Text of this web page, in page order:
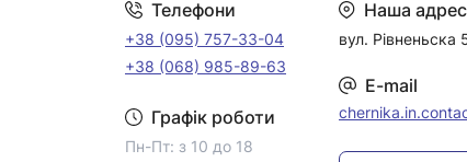
Телефони
+38 (095) 757-33-04
+38 (068) 985-89-63
Графік роботи
Пн-Пт: з 10 до 18
Наша
вул. Рівненьска
E-mail